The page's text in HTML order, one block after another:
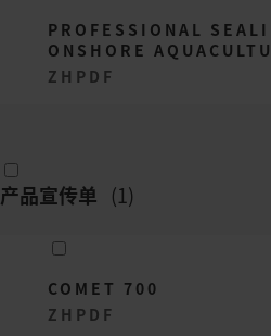
PROFESSIONAL
ONSHORE
ZH PDF
产品宣传单 (1)
COMET 700
ZH PDF